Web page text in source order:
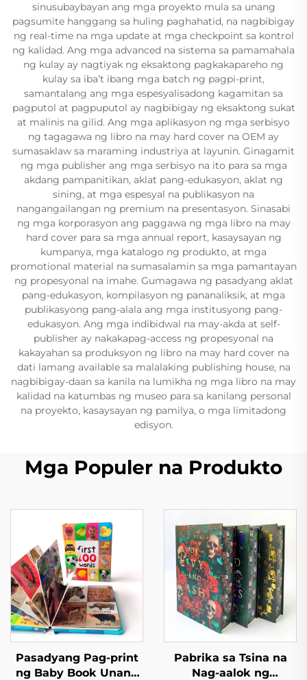
sinusubaybayan ang mga proyekto mula sa unang
pagsumite hanggang sa huling paghahatid, na nagbibigay
ng real-time na mga update at mga checkpoint sa kontrol
ng kalidad. Ang mga advanced na sistema sa pamamahala
ng kulay ay nagtiyak ng eksaktong pagkakapareho ng
kulay sa iba’t ibang mga batch ng pagpi-print,
samantalang ang mga espesyalisadong kagamitan sa
pagputol at pagpuputol ay nagbibigay ng eksaktong sukat
at malinis na gilid. Ang mga aplikasyon ng mga serbisyo
ng tagagawa ng libro na may hard cover na OEM ay
sumasaklaw sa maraming industriya at layunin. Ginagamit
ng mga publisher ang mga serbisyo na ito para sa mga
akdang pampanitikan, aklat pang-edukasyon, aklat ng
sining, at mga espesyal na publikasyon na
nangangailangan ng premium na presentasyon. Sinasabi
ng mga korporasyon ang paggawa ng mga libro na may
hard cover para sa mga annual report, kasaysayan ng
kumpanya, mga katalogo ng produkto, at mga
promotional material na sumasalamin sa mga pamantayan
ng propesyonal na imahe. Gumagawa ng pasadyang aklat
pang-edukasyon, kompilasyon ng pananaliksik, at mga
publikasyong pang-alala ang mga institusyong pang-
edukasyon. Ang mga indibidwal na may-akda at self-
publisher ay nakakapag-access ng propesyonal na
kakayahan sa produksyon ng libro na may hard cover na
dati lamang available sa malalaking publishing house, na
nagbibigay-daan sa kanila na lumikha ng mga libro na may
kalidad na katumbas ng museo para sa kanilang personal
na proyekto, kasaysayan ng pamilya, o mga limitadong
edisyon.
Mga Populer na Produkto
Pasadyang Pag-print
ng Baby Book Unang
Pabrika sa Tsina na
Nag-aalok ng